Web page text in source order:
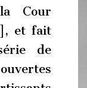
Cour
et fait
de